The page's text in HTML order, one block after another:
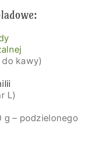
do kawy)
L)
g – podzielonego